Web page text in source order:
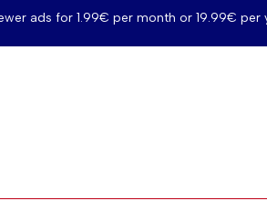
ads for 1.99€ per month or 19.99€ per